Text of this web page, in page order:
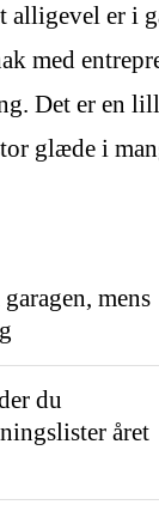
alligevel er i
med
Det er en
glæde i
mens
du
året